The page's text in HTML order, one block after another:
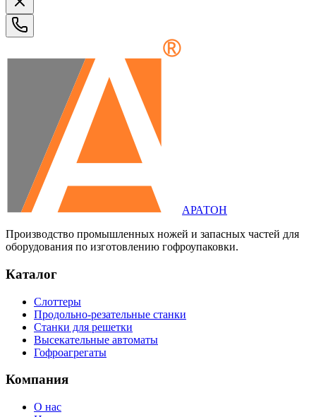
АРАТОН
Производство промышленных ножей и запасных частей для
оборудования по изготовлению гофроупаковки.
Каталог
Слоттеры
Продольно-резательные станки
Станки для решетки
Высекательные автоматы
Гофроагрегаты
Компания
О нас